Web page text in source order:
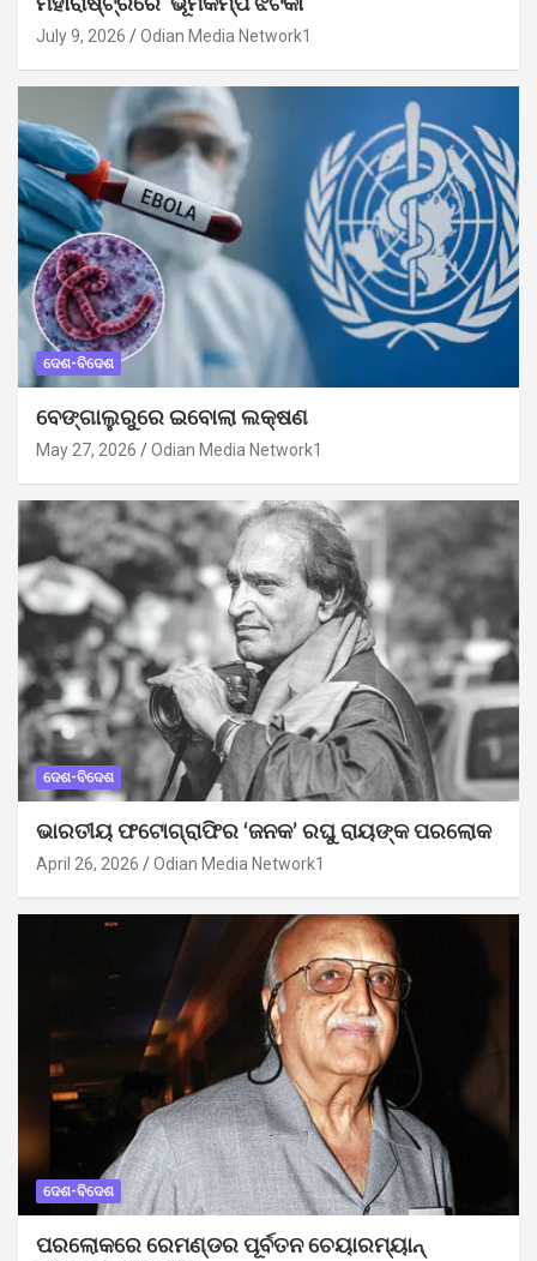
ମହାରାଷ୍ଟ୍ରରେ ଭୂମିକମ୍ପ ଝଟକା
July 9, 2026 Odian Media Network1
ଦେଶ-ବିଦେଶ
ବେଙ୍ଗାଲୁରୁରେ ଇବୋଲା ଲକ୍ଷଣ
May 27, 2026 Odian Media Network1
ଦେଶ-ବିଦେଶ
ଭାରତୀୟ ଫଟୋଗ୍ରାଫିର ‘ଜନକ’ ରଘୁ ରାୟଙ୍କ ପରଲୋକ
April 26, 2026 Odian Media Network1
ଦେଶ-ବିଦେଶ
ପରଲୋକରେ ରେମଣ୍ଡର ପୂର୍ବତନ ଚେୟାରମ୍ୟାନ୍